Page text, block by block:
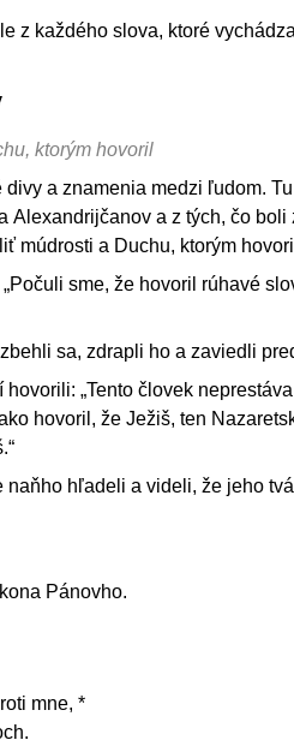
z každého slova, ktoré
ktorým hovoril
a znamenia medzi ľudom.
Alexandrijčanov a z tých, čo
múdrosti a Duchu, ktorým
sme, že hovoril rúhavé
sa, zdrapli ho a zaviedli
„Tento človek
hovoril, že Ježiš, ten
hľadeli a videli, že jeho
Pánovho.
mne, *